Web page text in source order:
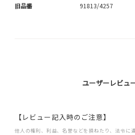
旧品番 91813/4257
ユーザーレビュ
【レビュー記入時のご注意】
他人の権利、利益、名誉などを損ねたり、法令に